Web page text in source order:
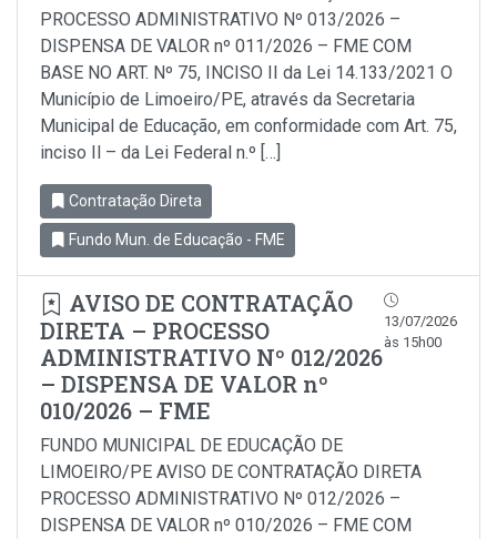
PROCESSO ADMINISTRATIVO Nº 013/2026 –
DISPENSA DE VALOR nº 011/2026 – FME COM
BASE NO ART. Nº 75, INCISO II da Lei 14.133/2021 O
Município de Limoeiro/PE, através da Secretaria
Municipal de Educação, em conformidade com Art. 75,
inciso Il – da Lei Federal n.º […]
Contratação Direta
Fundo Mun. de Educação - FME
AVISO DE CONTRATAÇÃO
DIRETA – PROCESSO
ADMINISTRATIVO Nº 012/2026
– DISPENSA DE VALOR nº
010/2026 – FME
13/07/2026
às 15h00
FUNDO MUNICIPAL DE EDUCAÇÃO DE
LIMOEIRO/PE AVISO DE CONTRATAÇÃO DIRETA
PROCESSO ADMINISTRATIVO Nº 012/2026 –
DISPENSA DE VALOR nº 010/2026 – FME COM